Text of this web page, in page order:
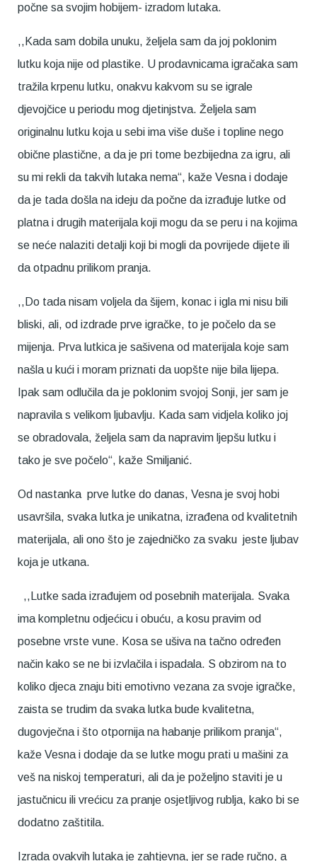
počne sa svojim hobijem- izradom lutaka.
,,Kada sam dobila unuku, željela sam da joj poklonim
lutku koja nije od plastike. U prodavnicama igračaka sam
tražila krpenu lutku, onakvu kakvom su se igrale
djevojčice u periodu mog djetinjstva. Željela sam
originalnu lutku koja u sebi ima više duše i topline nego
obične plastične, a da je pri tome bezbijedna za igru, ali
su mi rekli da takvih lutaka nema“, kaže Vesna i dodaje
da je tada došla na ideju da počne da izrađuje lutke od
platna i drugih materijala koji mogu da se peru i na kojima
se neće nalaziti detalji koji bi mogli da povrijede dijete ili
da otpadnu prilikom pranja.
,,Do tada nisam voljela da šijem, konac i igla mi nisu bili
bliski, ali, od izdrade prve igračke, to je počelo da se
mijenja. Prva lutkica je sašivena od materijala koje sam
našla u kući i moram priznati da uopšte nije bila lijepa.
Ipak sam odlučila da je poklonim svojoj Sonji, jer sam je
napravila s velikom ljubavlju. Kada sam vidjela koliko joj
se obradovala, željela sam da napravim ljepšu lutku i
tako je sve počelo“, kaže Smiljanić.
Od nastanka prve lutke do danas, Vesna je svoj hobi
usavršila, svaka lutka je unikatna, izrađena od kvalitetnih
materijala, ali ono što je zajedničko za svaku jeste ljubav
koja je utkana.
,,Lutke sada izrađujem od posebnih materijala. Svaka
ima kompletnu odjećicu i obuću, a kosu pravim od
posebne vrste vune. Kosa se ušiva na tačno određen
način kako se ne bi izvlačila i ispadala. S obzirom na to
koliko djeca znaju biti emotivno vezana za svoje igračke,
zaista se trudim da svaka lutka bude kvalitetna,
dugovječna i što otpornija na habanje prilikom pranja“,
kaže Vesna i dodaje da se lutke mogu prati u mašini za
veš na niskoj temperaturi, ali da je poželjno staviti je u
jastučnicu ili vrećicu za pranje osjetljivog rublja, kako bi se
dodatno zaštitila.
Izrada ovakvih lutaka je zahtjevna, jer se rade ručno, a